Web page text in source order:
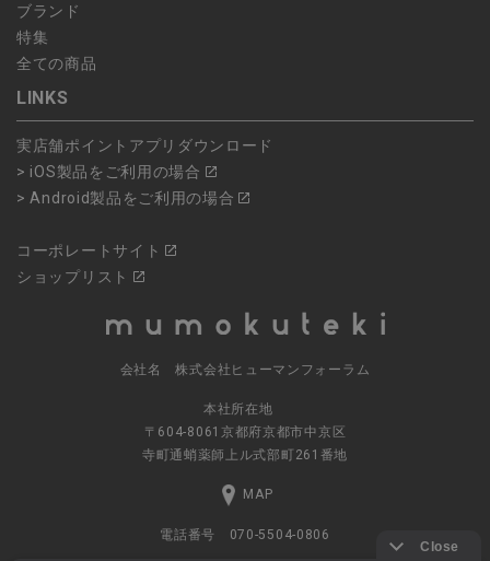
ブランド
特集
全ての商品
LINKS
実店舗ポイントアプリダウンロード
> iOS製品をご利用の場合
> Android製品をご利用の場合
コーポレートサイト
ショップリスト
会社名 株式会社ヒューマンフォーラム
本社所在地
〒604-8061京都府京都市中京区
寺町通蛸薬師上ル式部町261番地
MAP
電話番号 070-5504-0806